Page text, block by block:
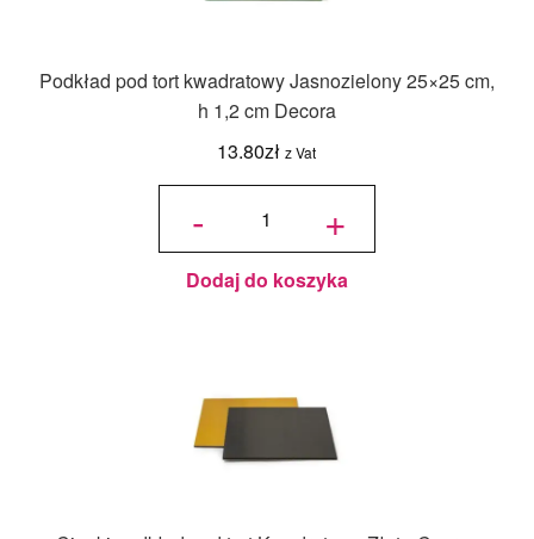
Podkład pod tort kwadratowy Jasnozielony 25×25 cm,
h 1,2 cm Decora
13.80zł z Vat
-
ilość
kwadratowy
Jasnozielony
25x25 cm, h
1,2 cm
Decora
+
Dodaj do koszyka